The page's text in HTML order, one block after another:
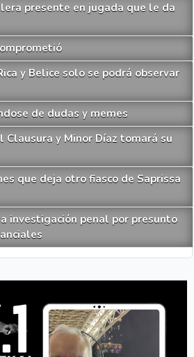
presente en jugada que le da
y Belice solo se podrá observar
de dudas y memes
Clausura y Minor Díaz tomará su
que deja otro fiasco de Saprissa
investigación penal por presunto